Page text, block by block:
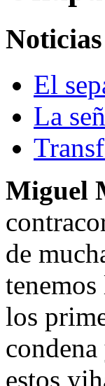
El
La
Miguel
de
los
estos